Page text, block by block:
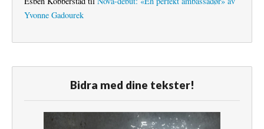
Yvonne Gadourek
Bidra med dine tekster!